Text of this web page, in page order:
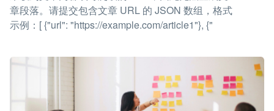
章段落。请提交包含文章 URL 的 JSON 数组，格式
示例：[ {"url": "https://example.com/article1"}, {"